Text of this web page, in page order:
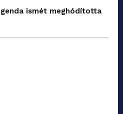
ismét meghódította